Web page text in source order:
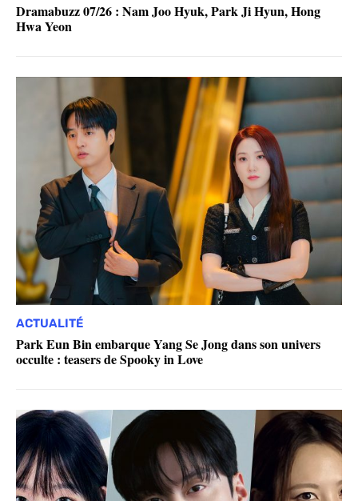
Dramabuzz 07/26 : Nam Joo Hyuk, Park Ji Hyun, Hong
Hwa Yeon
ACTUALITÉ
Park Eun Bin embarque Yang Se Jong dans son univers
occulte : teasers de Spooky in Love